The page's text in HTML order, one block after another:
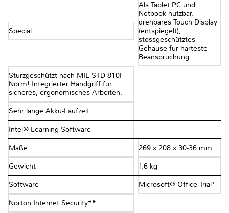
Special
Als Tablet PC und
Netbook nutzbar,
drehbares Touch Display
(entspiegelt),
stossgeschütztes
Gehäuse für härteste
Beanspruchung.
Sturzgeschützt nach MIL STD 810F
Norm! Integrierter Handgriff für
sicheres, ergonomisches Arbeiten.
Sehr lange Akku-Laufzeit.
Intel® Learning Software
Maße 269 x 208 x 30-36 mm
Gewicht 1.6 kg
Software Microsoft® Office Trial*
Norton Internet Security**